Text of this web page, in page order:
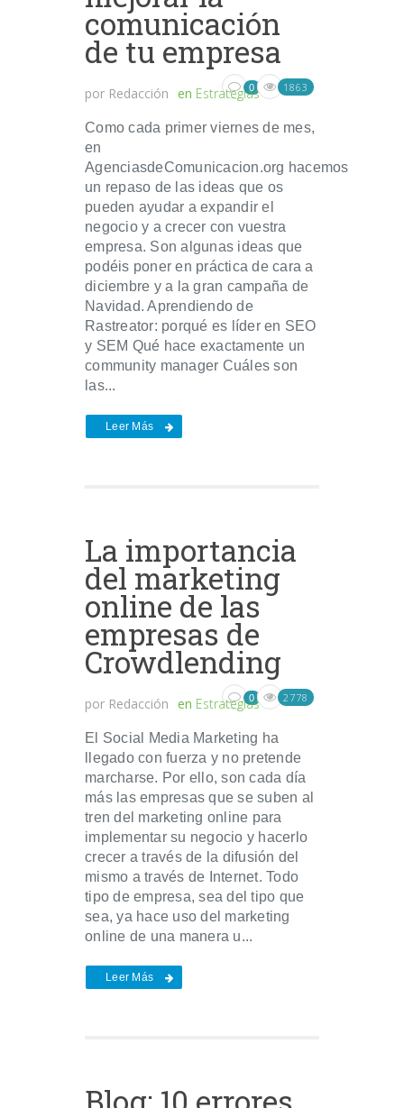
comunicación
de tu empresa
por Redacción en Estrategias
0 1863
Como cada primer viernes de mes,
en
AgenciasdeComunicacion.org hacemos
un repaso de las ideas que os
pueden ayudar a expandir el
negocio y a crecer con vuestra
empresa. Son algunas ideas que
podéis poner en práctica de cara a
diciembre y a la gran campaña de
Navidad. Aprendiendo de
Rastreator: porqué es líder en SEO
y SEM Qué hace exactamente un
community manager Cuáles son
las...
Leer Más
La importancia
del marketing
online de las
empresas de
Crowdlending
por Redacción en Estrategias
0 2778
El Social Media Marketing ha
llegado con fuerza y no pretende
marcharse. Por ello, son cada día
más las empresas que se suben al
tren del marketing online para
implementar su negocio y hacerlo
crecer a través de la difusión del
mismo a través de Internet. Todo
tipo de empresa, sea del tipo que
sea, ya hace uso del marketing
online de una manera u...
Leer Más